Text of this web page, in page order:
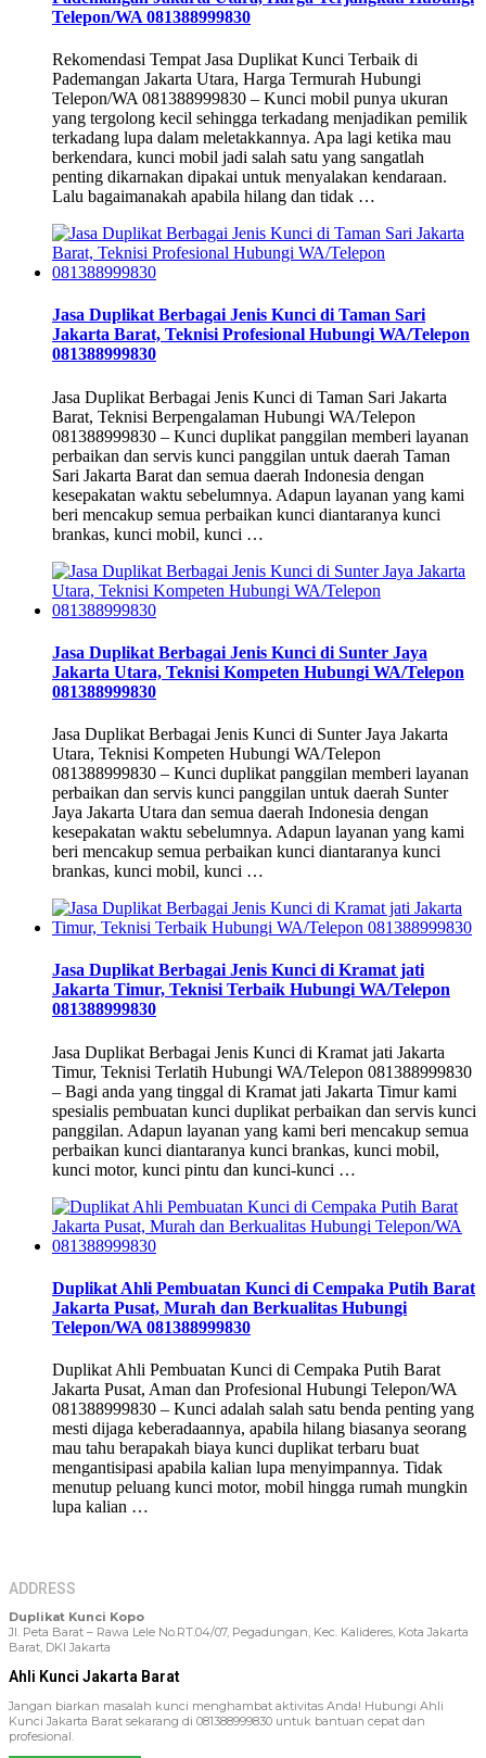
Telepon/WA 081388999830
Rekomendasi Tempat Jasa Duplikat Kunci Terbaik di
Pademangan Jakarta Utara, Harga Termurah Hubungi
Telepon/WA 081388999830 – Kunci mobil punya ukuran
yang tergolong kecil sehingga terkadang menjadikan pemilik
terkadang lupa dalam meletakkannya. Apa lagi ketika mau
berkendara, kunci mobil jadi salah satu yang sangatlah
penting dikarnakan dipakai untuk menyalakan kendaraan.
Lalu bagaimanakah apabila hilang dan tidak …
Jasa Duplikat Berbagai Jenis Kunci di Taman Sari
Jakarta Barat, Teknisi Profesional Hubungi WA/Telepon
081388999830
Jasa Duplikat Berbagai Jenis Kunci di Taman Sari Jakarta
Barat, Teknisi Berpengalaman Hubungi WA/Telepon
081388999830 – Kunci duplikat panggilan memberi layanan
perbaikan dan servis kunci panggilan untuk daerah Taman
Sari Jakarta Barat dan semua daerah Indonesia dengan
kesepakatan waktu sebelumnya. Adapun layanan yang kami
beri mencakup semua perbaikan kunci diantaranya kunci
brankas, kunci mobil, kunci …
Jasa Duplikat Berbagai Jenis Kunci di Sunter Jaya
Jakarta Utara, Teknisi Kompeten Hubungi WA/Telepon
081388999830
Jasa Duplikat Berbagai Jenis Kunci di Sunter Jaya Jakarta
Utara, Teknisi Kompeten Hubungi WA/Telepon
081388999830 – Kunci duplikat panggilan memberi layanan
perbaikan dan servis kunci panggilan untuk daerah Sunter
Jaya Jakarta Utara dan semua daerah Indonesia dengan
kesepakatan waktu sebelumnya. Adapun layanan yang kami
beri mencakup semua perbaikan kunci diantaranya kunci
brankas, kunci mobil, kunci …
Jasa Duplikat Berbagai Jenis Kunci di Kramat jati
Jakarta Timur, Teknisi Terbaik Hubungi WA/Telepon
081388999830
Jasa Duplikat Berbagai Jenis Kunci di Kramat jati Jakarta
Timur, Teknisi Terlatih Hubungi WA/Telepon 081388999830
– Bagi anda yang tinggal di Kramat jati Jakarta Timur kami
spesialis pembuatan kunci duplikat perbaikan dan servis kunci
panggilan. Adapun layanan yang kami beri mencakup semua
perbaikan kunci diantaranya kunci brankas, kunci mobil,
kunci motor, kunci pintu dan kunci-kunci …
Duplikat Ahli Pembuatan Kunci di Cempaka Putih Barat
Jakarta Pusat, Murah dan Berkualitas Hubungi
Telepon/WA 081388999830
Duplikat Ahli Pembuatan Kunci di Cempaka Putih Barat
Jakarta Pusat, Aman dan Profesional Hubungi Telepon/WA
081388999830 – Kunci adalah salah satu benda penting yang
mesti dijaga keberadaannya, apabila hilang biasanya seorang
mau tahu berapakah biaya kunci duplikat terbaru buat
mengantisipasi apabila kalian lupa menyimpannya. Tidak
menutup peluang kunci motor, mobil hingga rumah mungkin
lupa kalian …
ADDRESS
Duplikat Kunci Kopo
Jl. Peta Barat – Rawa Lele No.RT.04/07, Pegadungan, Kec. Kalideres, Kota Jakarta
Barat, DKI Jakarta
Ahli Kunci Jakarta Barat
Jangan biarkan masalah kunci menghambat aktivitas Anda! Hubungi Ahli
Kunci Jakarta Barat sekarang di 081388999830 untuk bantuan cepat dan
profesional.